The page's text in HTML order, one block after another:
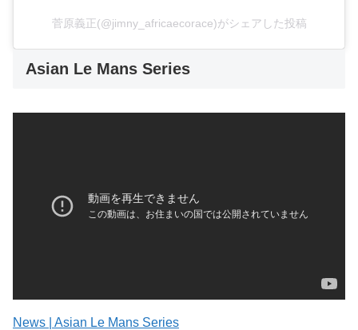
菅原義正(@jimny_africaecorace)がシェアした投稿
Asian Le Mans Series
News | Asian Le Mans Series